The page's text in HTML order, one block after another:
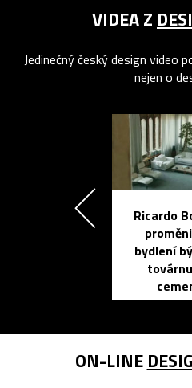
VIDEA Z
Jedinečný český design video
nejen o
Ricardo
bydlení
ON-LINE